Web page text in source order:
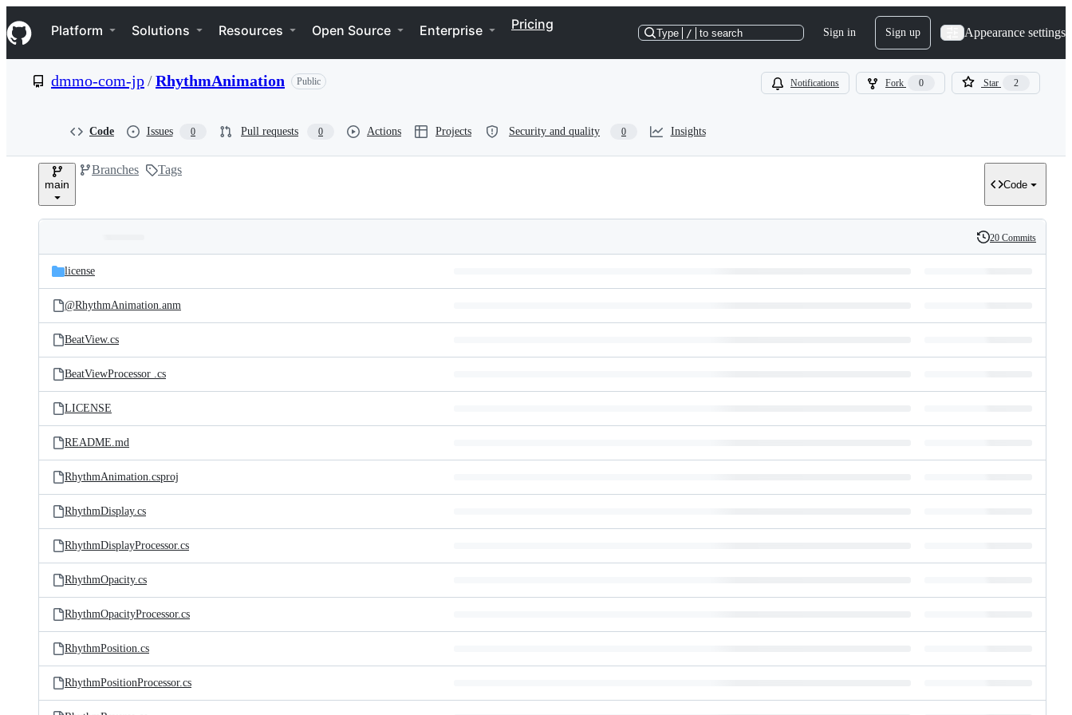
k
i
p
e
Navigation Menu
Platform Solutions Resources Open Source Enterprise Pricing
Type / to search Sign in Sign up Appearance settings
dmmo-com-jp/RhythmAnimation Public Notifications Fork 0 Star 2
Code Issues 0 Pull requests 0 Actions Projects Security and quality 0 Insights
main
Branches Tags
Code
and
files
Latest
commit
History
20 Commits
license
@RhythmAnimation.anm
BeatView.cs
BeatViewProcessor .cs
LICENSE
README.md
RhythmAnimation.csproj
RhythmDisplay.cs
RhythmDisplayProcessor.cs
RhythmOpacity.cs
RhythmOpacityProcessor.cs
RhythmPosition.cs
RhythmPositionProcessor.cs